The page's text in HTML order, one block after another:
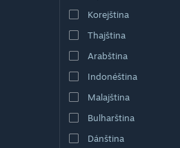
Korejština
Thajština
Arabština
Indonéština
Malajština
Bulharština
Dánština